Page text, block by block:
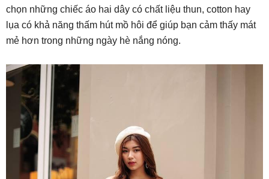
chọn những chiếc áo hai dây có chất liệu thun, cotton hay
lụa có khả năng thấm hút mồ hôi để giúp bạn cảm thấy mát
mẻ hơn trong những ngày hè nắng nóng.